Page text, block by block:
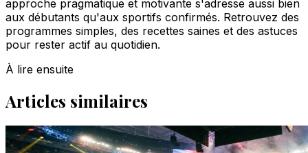
approche pragmatique et motivante s'adresse aussi bien
aux débutants qu'aux sportifs confirmés. Retrouvez des
programmes simples, des recettes saines et des astuces
pour rester actif au quotidien.
À lire ensuite
Articles similaires